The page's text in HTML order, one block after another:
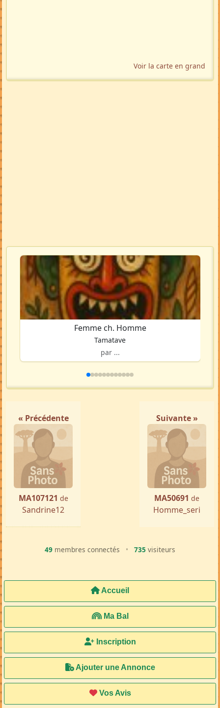
Voir la carte en grand
Femme ch. Homme
Tamatave
par ...
« Précédente
MA107121 de
Sandrine12
Suivante »
MA50691 de
Homme_seri
49 membres connectés • 735 visiteurs
Accueil
Ma Bal
Inscription
Ajouter une Annonce
Vos Avis